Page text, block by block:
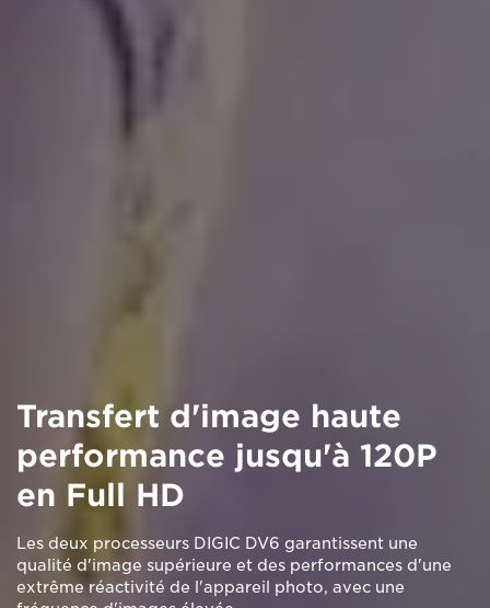
Transfert d'image haute
performance jusqu'à 120P
en Full HD
Les deux processeurs DIGIC DV6 garantissent une
qualité d'image supérieure et des performances d'une
extrême réactivité de l'appareil photo, avec une